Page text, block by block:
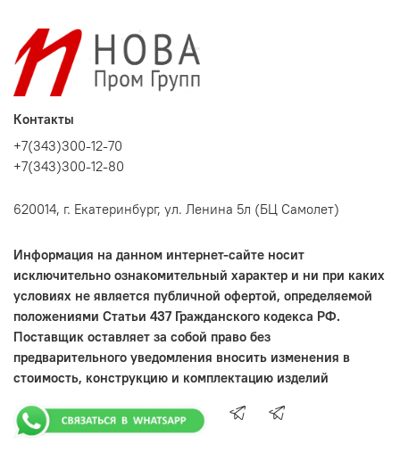
Контакты
+7(343)300-12-70
+7(343)300-12-80
620014, г. Екатеринбург, ул. Ленина 5л (БЦ Самолет)
Информация на данном интернет-сайте носит
исключительно ознакомительный характер и ни при каких
условиях не является публичной офертой, определяемой
положениями Статьи 437 Гражданского кодекса РФ.
Поставщик оставляет за собой право без
предварительного уведомления вносить изменения в
стоимость, конструкцию и комплектацию изделий